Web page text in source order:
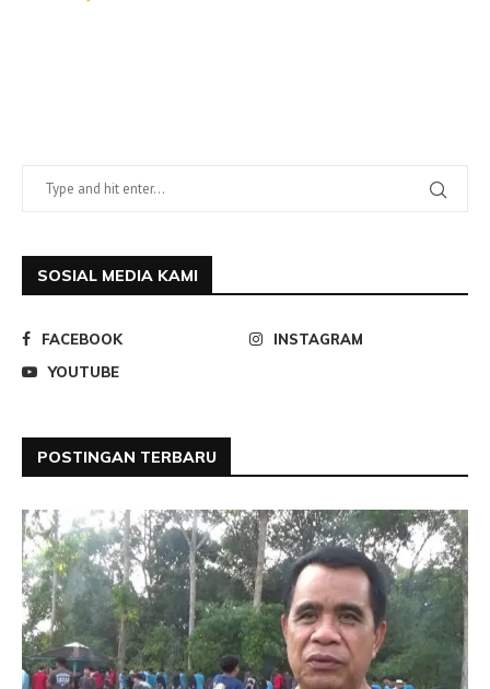
SOSIAL MEDIA KAMI
FACEBOOK
INSTAGRAM
YOUTUBE
POSTINGAN TERBARU